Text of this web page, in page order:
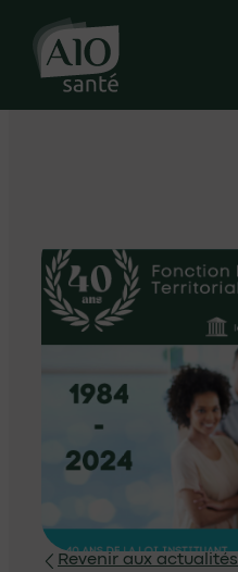
Revenir aux actualités